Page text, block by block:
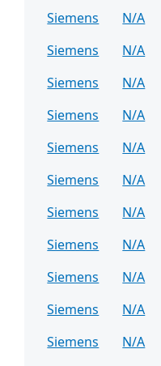
Siemens
N/A
Siemens
N/A
Siemens
N/A
Siemens
N/A
Siemens
N/A
Siemens
N/A
Siemens
N/A
Siemens
N/A
Siemens
N/A
Siemens
N/A
Siemens
N/A